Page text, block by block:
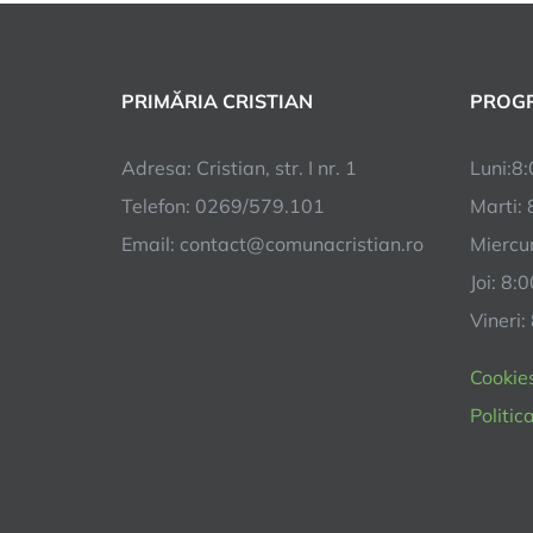
PRIMĂRIA CRISTIAN
Adresa: Cristian, str. I nr. 1
Telefon: 0269/579.101
Email: contact@comunacristian.ro
Marti:
Joi:
Vineri: